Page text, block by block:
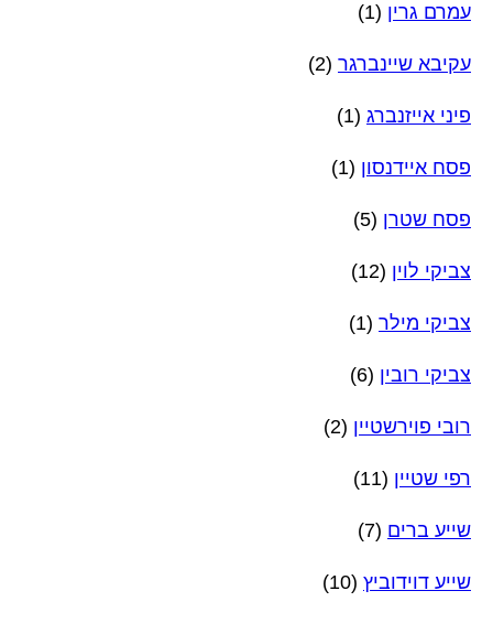
עמרם גרין (1)
עקיבא שיינברגר (2)
פיני אייזנברג (1)
פסח איידנסון (1)
פסח שטרן (5)
צביקי לוין (12)
צביקי מילר (1)
צביקי רובין (6)
רובי פוירשטיין (2)
רפי שטיין (11)
שייע ברים (7)
שייע דוידוביץ (10)